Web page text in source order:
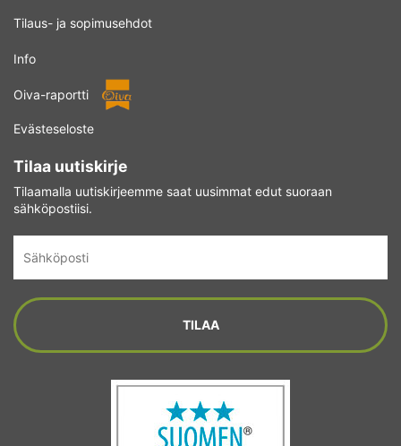
Tilaus- ja sopimusehdot
Info
Oiva-raportti
Evästeseloste
Tilaa uutiskirje
Tilaamalla uutiskirjeemme saat uusimmat edut suoraan
sähköpostiisi.